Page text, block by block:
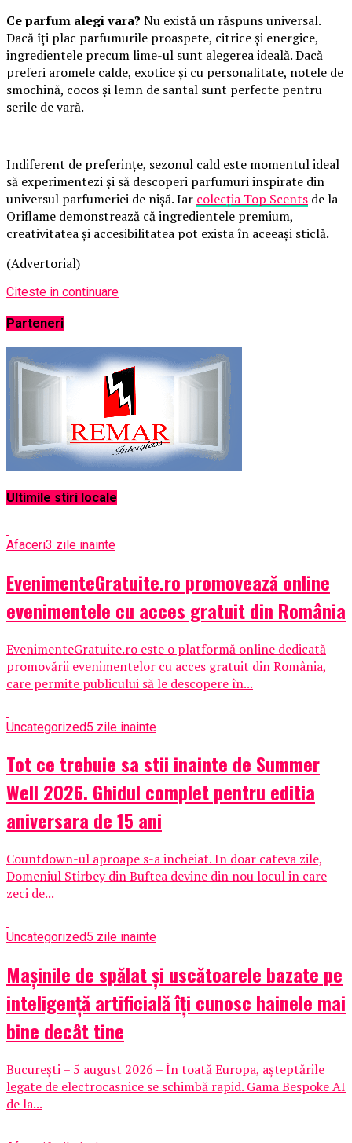
Ce parfum alegi vara? Nu există un răspuns universal.
Dacă îți plac parfumurile proaspete, citrice și energice,
ingredientele precum lime-ul sunt alegerea ideală. Dacă
preferi aromele calde, exotice și cu personalitate, notele de
smochină, cocos și lemn de santal sunt perfecte pentru
serile de vară.
Indiferent de preferințe, sezonul cald este momentul ideal
să experimentezi și să descoperi parfumuri inspirate din
universul parfumeriei de nișă. Iar colecția Top Scents de la
Oriflame demonstrează că ingredientele premium,
creativitatea și accesibilitatea pot exista în aceeași sticlă.
(Advertorial)
Citeste in continuare
Parteneri
Ultimile stiri locale
Afaceri3 zile inainte
EvenimenteGratuite.ro promovează online
evenimentele cu acces gratuit din România
EvenimenteGratuite.ro este o platformă online dedicată
promovării evenimentelor cu acces gratuit din România,
care permite publicului să le descopere în...
Uncategorized5 zile inainte
Tot ce trebuie sa stii inainte de Summer
Well 2026. Ghidul complet pentru editia
aniversara de 15 ani
Countdown-ul aproape s-a incheiat. In doar cateva zile,
Domeniul Stirbey din Buftea devine din nou locul in care
zeci de...
Uncategorized5 zile inainte
Mașinile de spălat și uscătoarele bazate pe
inteligență artificială îți cunosc hainele mai
bine decât tine
București – 5 august 2026 – În toată Europa, așteptările
legate de electrocasnice se schimbă rapid. Gama Bespoke AI
de la...